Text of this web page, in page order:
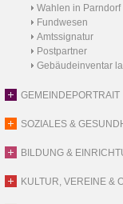
Wahlen in Parndorf
Fundwesen
Amtssignatur
Postpartner
Gebäudeinventar
GEMEINDEPORTRAIT
SOZIALES &
BILDUNG &
KULTUR, VEREINE &